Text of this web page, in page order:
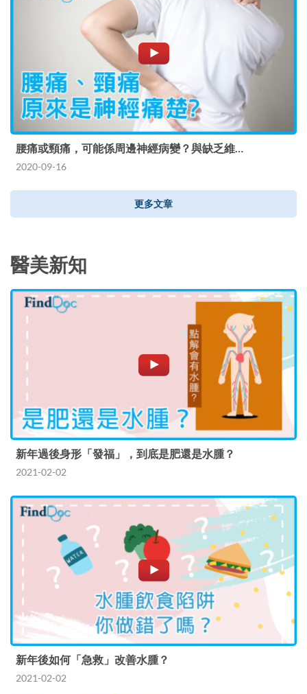
腰痛或頸痛，可能係周邊神經病變？與缺乏維…
2020-09-16
更多文章
醫美新知
新年過後身形「發福」，到底是肥還是水腫？
2021-02-02
新年後如何「急救」改善水腫？
2021-02-02